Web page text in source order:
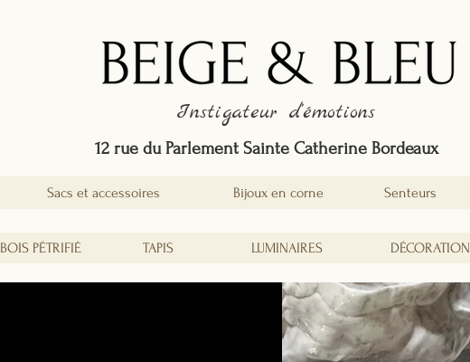
Instigateur d'émotions
12 rue du Parlement Sainte Catherine Bordeaux
Sacs et accessoires Bijoux en corne Senteurs
BOIS PÉTRIFIÉ TAPIS LUMINAIRES DÉCORATION